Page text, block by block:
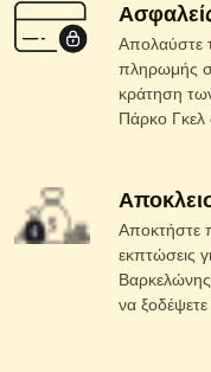
Απολαύστε
πληρωμής
κράτηση
Πάρκο
Αποκτήστε
εκπτώσεις
να